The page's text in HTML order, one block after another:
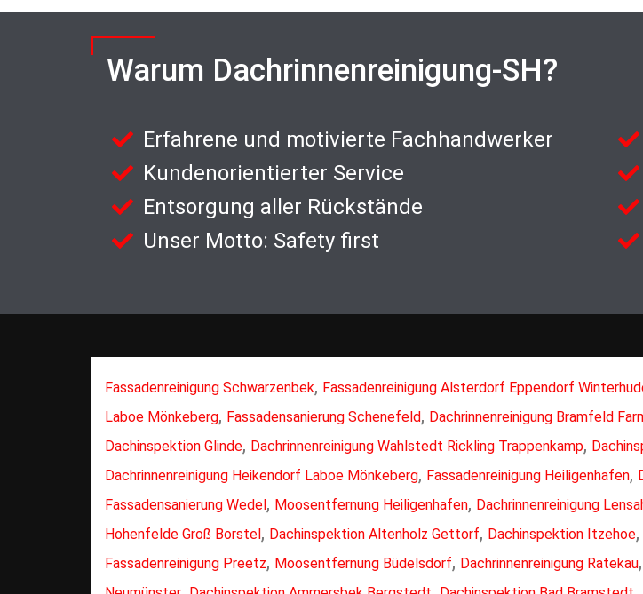
Warum Dachrinnenreinigung-SH?
Erfahrene und motivierte Fachhandwerker
Kundenorientierter Service
Entsorgung aller Rückstände
Unser Motto: Safety first
Fassadenreinigung Schwarzenbek, Fassadenreinigung Alsterdorf Eppendorf
Laboe Mönkeberg, Fassadensanierung Schenefeld, Dachrinnenreinigung Bramfeld
Dachinspektion Glinde, Dachrinnenreinigung Wahlstedt Rickling Trappenkamp,
Dachrinnenreinigung Heikendorf Laboe Mönkeberg, Fassadenreinigung Heiligenhafen,
Fassadensanierung Wedel, Moosentfernung Heiligenhafen, Dachrinnenreinigung
Hohenfelde Groß Borstel, Dachinspektion Altenholz Gettorf, Dachinspektion Itzehoe,
Fassadenreinigung Preetz, Moosentfernung Büdelsdorf, Dachrinnenreinigung Ratekau,